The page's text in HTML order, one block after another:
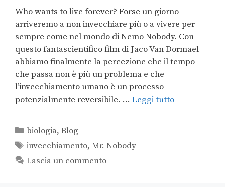
Who wants to live forever? Forse un giorno
arriveremo a non invecchiare più o a vivere per
sempre come nel mondo di Nemo Nobody. Con
questo fantascientifico film di Jaco Van Dormael
abbiamo finalmente la percezione che il tempo
che passa non è più un problema e che
l’invecchiamento umano è un processo
potenzialmente reversibile. … Leggi tutto
biologia,Blog
invecchiamento,Mr. Nobody
Lascia un commento